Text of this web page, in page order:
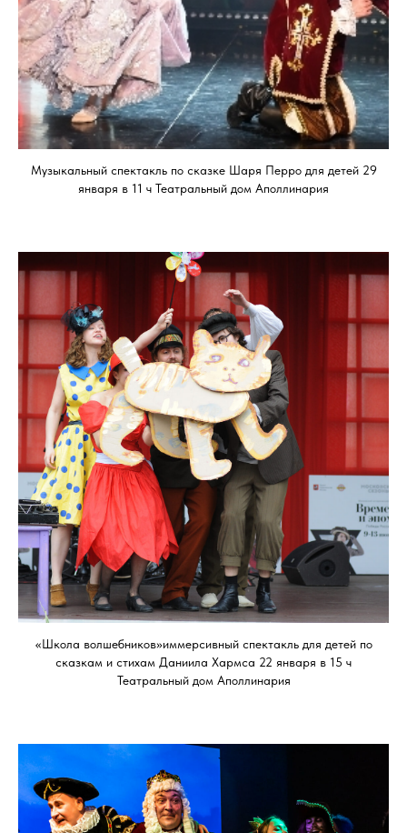
Музыкальный спектакль по сказке Шаря Перро для детей 29
января в 11 ч Театральный дом Аполлинария
«Школа волшебников»иммерсивный спектакль для детей по
сказкам и стихам Даниила Хармса 22 января в 15 ч
Театральный дом Аполлинария